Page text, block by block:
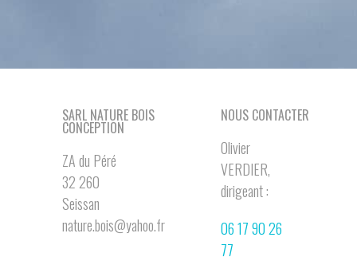
SARL NATURE BOIS
CONCEPTION
ZA du Péré
32 260
Seissan
nature.bois@yahoo.fr
NOUS CONTACTER
Olivier
VERDIER,
dirigeant :
06 17 90 26
77